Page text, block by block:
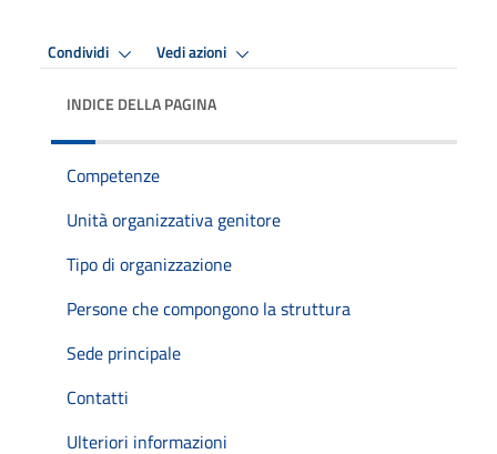
Condividi Vedi azioni
INDICE DELLA PAGINA
Competenze
Unità organizzativa genitore
Tipo di organizzazione
Persone che compongono la struttura
Sede principale
Contatti
Ulteriori informazioni